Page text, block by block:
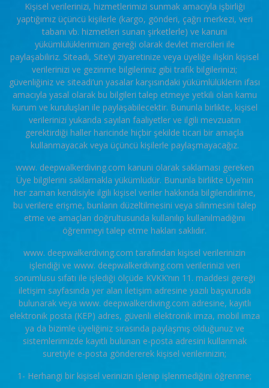
Kişisel verilerinizi, hizmetlerimizi sunmak amacıyla işbirliği
yaptığımız üçüncü kişilerle (kargo, gönderi, çağrı merkezi, veri
tabanı vb. hizmetleri sunan şirketlerle) ve kanuni
yükümlülüklerimizin gereği olarak devlet mercileri ile
paylaşabiliriz. Siteadi, Site’yi ziyaretinize veya üyeliğe ilişkin kişisel
verilerinizi ve gezinme bilgileriniz gibi trafik bilgilerinizi;
güvenliğiniz ve siteadi’un yasalar karşısındaki yükümlülüklerin ifası
amacıyla yasal olarak bu bilgileri talep etmeye yetkili olan kamu
kurum ve kuruluşları ile paylaşabilecektir. Bununla birlikte, kişisel
verilerinizi yukarıda sayılan faaliyetler ve ilgili mevzuatın
gerektirdiği haller haricinde hiçbir şekilde ticari bir amaçla
kullanmayacak veya üçüncü kişilerle paylaşmayacağız.
www. deepwalkerdiving.com kanuni olarak saklaması gereken
Üye bilgilerini saklamakla yükümlüdür. Bununla birlikte Üye’nin
her zaman kendisiyle ilgili kişisel veriler hakkında bilgilendirilme,
bu verilere erişme, bunların düzeltilmesini veya silinmesini talep
etme ve amaçları doğrultusunda kullanılıp kullanılmadığını
öğrenmeyi talep etme hakları saklıdır.
www. deepwalkerdiving.com tarafından kişisel verilerinizin
işlendiği ve www. deepwalkerdiving.com verilerinizi veri
sorumlusu sıfatı ile işlediği ölçüde KVKK’nın 11. maddesi gereği
iletişim sayfasında yer alan iletişim adresine yazılı başvuruda
bulunarak veya www. deepwalkerdiving.com adresine, kayıtlı
elektronik posta (KEP) adres, güvenli elektronik imza, mobil imza
ya da bizimle üyeliğiniz sırasında paylaşmış olduğunuz ve
sistemlerimizde kayıtlı bulunan e-posta adresini kullanmak
suretiyle e-posta göndererek kişisel verilerinizin;
1- Herhangi bir kişisel verinizin işlenip işlenmediğini öğrenme;